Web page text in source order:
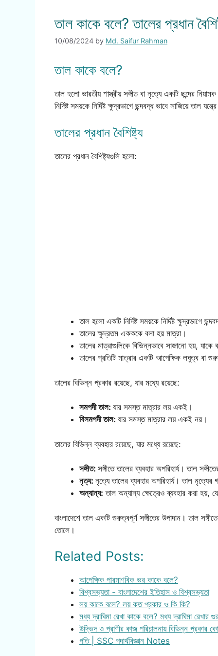
তাল কাকে বলে? তালের প্রধান
10/08/2024 by Md. Saifur Rahman
তাল কাকে বলে?
তাল হলো ভারতীয় শাস্ত্রীয় সঙ্গীত বা নৃত্যে একটি ছন্দের
নির্দিষ্ট সময়কে নির্দিষ্ট ক্ষুদ্রভাগে ছন্দবদ্ধ ভাবে সাজিয়ে তাল
তালের প্রধান বৈশিষ্ট্য
তালের প্রধান বৈশিষ্ট্যগুলি হলো:
তাল হলো একটি নির্দিষ্ট সময়কে নির্দিষ্ট ক্ষুদ্রভাগে
তালের ক্ষুদ্রতম একককে বলা হয় মাত্রা।
তালের মাত্রাগুলিকে বিভিন্নভাবে সাজানো হয়, যাকে
তালের প্রতিটি মাত্রার একটি আপেক্ষিক লঘুত্ব বা
তালের বিভিন্ন প্রকার রয়েছে, যার মধ্যে রয়েছে:
সমপদী তাল: যার সমস্ত মাত্রার লয় একই।
বিসমপদী তাল: যার সমস্ত মাত্রার লয় একই নয়।
তালের বিভিন্ন ব্যবহার রয়েছে, যার মধ্যে রয়েছে:
সঙ্গীত: সঙ্গীতে তালের ব্যবহার অপরিহার্য। তাল
নৃত্য: নৃত্যে তালের ব্যবহার অপরিহার্য। তাল নৃত্যের
অন্যান্য: তাল অন্যান্য ক্ষেত্রেও ব্যবহার করা হয়,
বাংলাদেশে তাল একটি গুরুত্বপূর্ণ সঙ্গীতের উপাদান। তাল
তোলে।
Related Posts:
আপেক্ষিক পারমাণবিক ভর কাকে বলে?
বিশ্বসভ্যতা - বাংলাদেশের ইতিহাস ও বিশ্বসভ্যতা
লয় কাকে বলে? লয় কত প্রকার ও কি কি?
মধ্য দ্রাঘিমা রেখা কাকে বলে? মধ্য দ্রাঘিমা রেখার
উদ্ভিদ ও প্রাণীর কাজ পরিচালনায় বিভিন্ন প্রকার
গতি | SSC পদার্থবিজ্ঞান Notes